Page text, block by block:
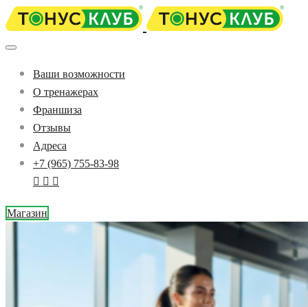
Ваши возможности
О тренажерах
Франшиза
Отзывы
Адреса
+7 (965) 755-83-98
Магазин